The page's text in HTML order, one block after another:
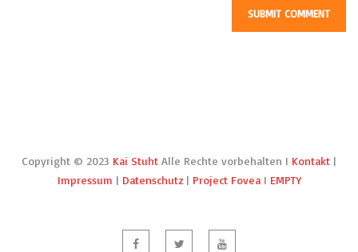
Copyright © 2023 Kai Stuht Alle Rechte vorbehalten I Kontakt |
Impressum | Datenschutz| Project FoveaI EMPTY